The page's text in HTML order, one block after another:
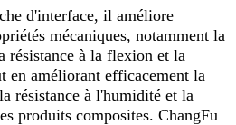
d'interface, il améliore
mécaniques, notamment la
résistance à la flexion et la
en améliorant efficacement la
résistance à l'humidité et la
produits composites. ChangFu